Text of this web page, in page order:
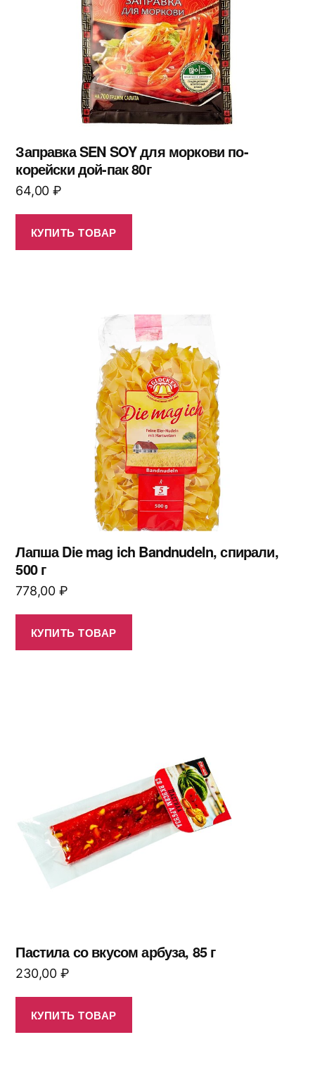
Заправка SEN SOY для моркови по-
корейски дой-пак 80г
64,00 ₽
КУПИТЬ ТОВАР
Лапша Die mag ich Bandnudeln, спирали,
500 г
778,00 ₽
КУПИТЬ ТОВАР
Пастила со вкусом арбуза, 85 г
230,00 ₽
КУПИТЬ ТОВАР